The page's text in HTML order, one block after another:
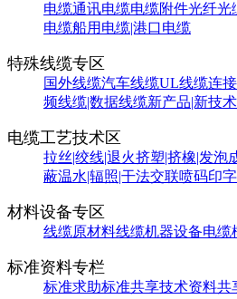
电缆通讯电缆电缆附件光纤光
电缆船用电缆|港口电缆
特殊线缆专区
国外线缆汽车线缆UL线缆连
频线缆|数据线缆新产品|新技术
电缆工艺技术区
拉丝|绞线|退火挤塑|挤橡|发泡
蔽温水|辐照|干法交联喷码印
材料设备专区
线缆原材料线缆机器设备电缆
标准资料专栏
标准求助标准共享技术资料共